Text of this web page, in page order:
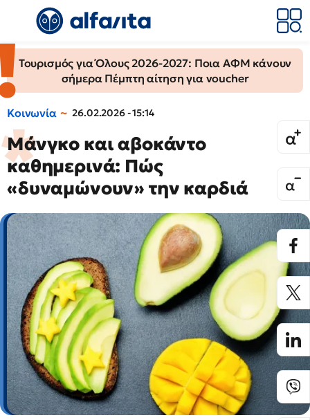
Τουρισμός για Όλους 2026-2027: Ποια ΑΦΜ κάνουν
σήμερα Πέμπτη αίτηση για voucher
Κοινωνία 26.02.2026 - 15:14
Μάνγκο και αβοκάντο
καθημερινά: Πώς
«δυναμώνουν» την καρδιά